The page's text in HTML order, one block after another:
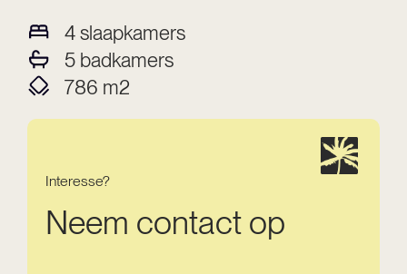
4slaapkamers
5 badkamers
786 m2
Interesse?
Neem contact op